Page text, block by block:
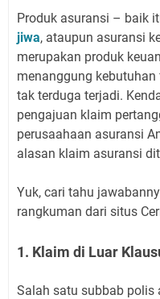
Produk asuransi – baik
jiwa, ataupun asuransi
merupakan produk
menanggung
tak terduga terjadi.
pengajuan klaim
perusaahaan asuransi
alasan klaim asuransi
Yuk, cari tahu
rangkuman dari situs
1. Klaim di Luar
Salah satu subbab polis